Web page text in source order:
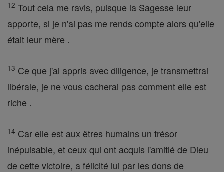
12 Tout cela me ravis, puisque la Sagesse leur
apporte, si je n'ai pas me rends compte alors qu'elle
était leur mère .
13 Ce que j'ai appris avec diligence, je transmettrai
libérale, je ne vous cacherai pas comment elle est
riche .
14 Car elle est aux êtres humains un trésor
inépuisable, et ceux qui ont acquis l'amitié de Dieu
de cette victoire, a félicité lui par les dons de